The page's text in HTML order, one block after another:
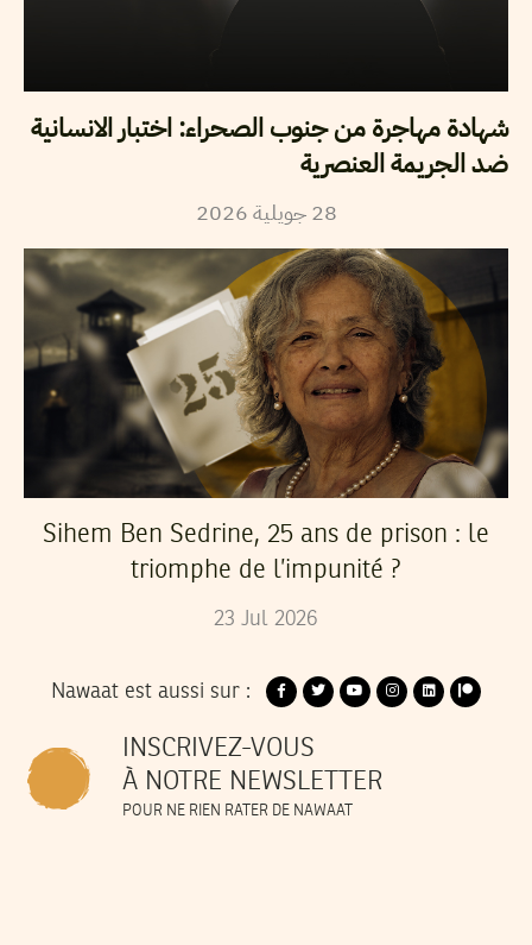
شهادة مهاجرة من جنوب الصحراء: اختبار الانسانية
ضد الجريمة العنصرية
28 جويلية2026
Sihem Ben Sedrine, 25 ans de prison : le
triomphe de l’impunité ?
23 Jul 2026
Nawaat est aussi sur :
INSCRIVEZ-VOUS
À NOTRE NEWSLETTER
POUR NE RIEN RATER DE NAWAAT